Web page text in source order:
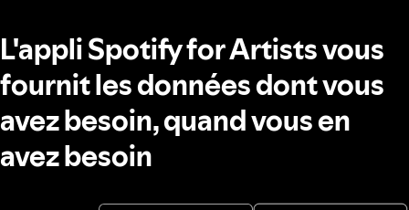
L'appli Spotify for Artists vous
fournit les données dont vous
avez besoin, quand vous en
avez besoin